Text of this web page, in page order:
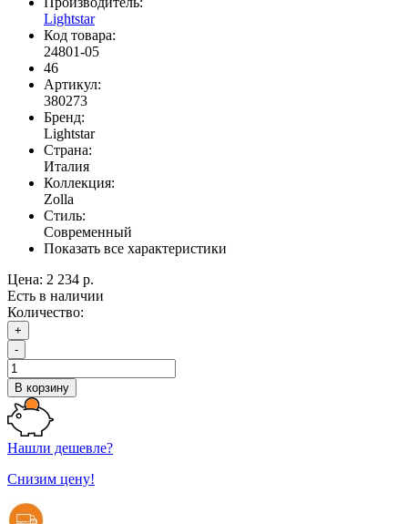
Lightstar
Код товара:
24801-05
46
Артикул:
380273
Бренд:
Lightstar
Страна:
Италия
Коллекция:
Zolla
Стиль:
Современный
Показать все характеристики
Цена: 2 234 р.
Есть в наличии
Количество:
+
-
В корзину
Нашли дешевле?
Снизим цену!